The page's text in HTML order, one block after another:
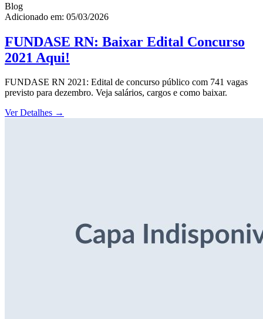
Blog
Adicionado em: 05/03/2026
FUNDASE RN: Baixar Edital Concurso
2021 Aqui!
FUNDASE RN 2021: Edital de concurso público com 741 vagas
previsto para dezembro. Veja salários, cargos e como baixar.
Ver Detalhes →